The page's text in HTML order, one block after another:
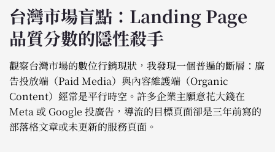
台灣市場盲點：Landing Page
品質分數的隱性殺手
觀察台灣市場的數位行銷現狀，我發現一個普遍的斷層：廣
告投放端（Paid Media）與內容維護端（Organic
Content）經常是平行時空。許多企業主願意花大錢在
Meta 或 Google 投廣告，導流的目標頁面卻是三年前寫的
部落格文章或未更新的服務頁面。